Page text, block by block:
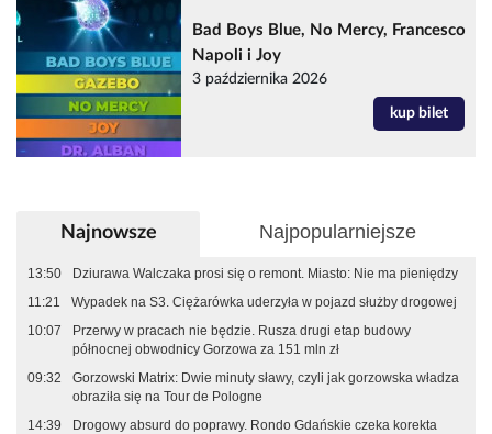
Bad Boys Blue, No Mercy, Francesco
Napoli i Joy
3 października 2026
kup bilet
Najnowsze Najpopularniejsze
13:50
Dziurawa Walczaka prosi się o remont. Miasto: Nie ma pieniędzy
11:21
Wypadek na S3. Ciężarówka uderzyła w pojazd służby drogowej
10:07
Przerwy w pracach nie będzie. Rusza drugi etap budowy
północnej obwodnicy Gorzowa za 151 mln zł
09:32
Gorzowski Matrix: Dwie minuty sławy, czyli jak gorzowska władza
obraziła się na Tour de Pologne
14:39
Drogowy absurd do poprawy. Rondo Gdańskie czeka korekta